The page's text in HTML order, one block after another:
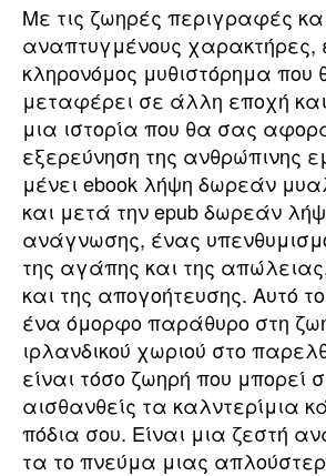
Με τις ζωηρές περιγραφές
αναπτυγμένους χαρακτήρες,
κληρονόμος μυθιστόρημα που
μεταφέρει σε άλλη εποχή
μια ιστορία που θα σας
εξερεύνηση της ανθρώπινης
μένει ebook λήψη δωρεάν
και μετά την epub δωρεάν
ανάγνωσης, ένας
της αγάπης και της
και της απογοήτευσης. Αυτό το
ένα όμορφο παράθυρο στη
ιρλανδικού χωριού στο
είναι τόσο ζωηρή που μπορεί
αισθανθείς τα καλντερίμια
πόδια σου. Είναι μια ζεστή
τα το πνεύμα μιας